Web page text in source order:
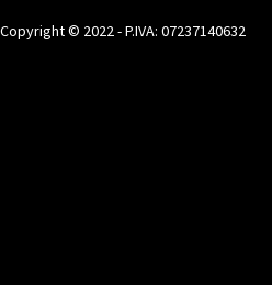
© 2022 - P.IVA: 07237140632